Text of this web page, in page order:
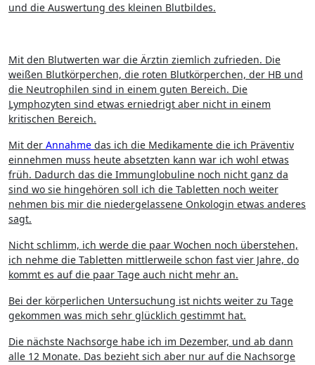
und die Auswertung des kleinen Blutbildes.
Mit den Blutwerten war die Ärztin ziemlich zufrieden. Die
weißen Blutkörperchen, die roten Blutkörperchen, der HB und
die Neutrophilen sind in einem guten Bereich. Die
Lymphozyten sind etwas erniedrigt aber nicht in einem
kritischen Bereich.
Mit der Annahme das ich die Medikamente die ich Präventiv
einnehmen muss heute absetzten kann war ich wohl etwas
früh. Dadurch das die Immunglobuline noch nicht ganz da
sind wo sie hingehören soll ich die Tabletten noch weiter
nehmen bis mir die niedergelassene Onkologin etwas anderes
sagt.
Nicht schlimm, ich werde die paar Wochen noch überstehen,
ich nehme die Tabletten mittlerweile schon fast vier Jahre, do
kommt es auf die paar Tage auch nicht mehr an.
Bei der körperlichen Untersuchung ist nichts weiter zu Tage
gekommen was mich sehr glücklich gestimmt hat.
Die nächste Nachsorge habe ich im Dezember, und ab dann
alle 12 Monate. Das bezieht sich aber nur auf die Nachsorge